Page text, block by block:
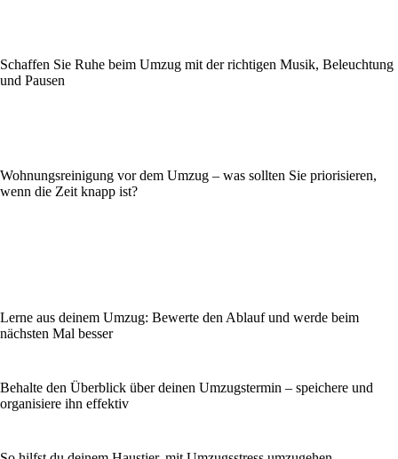
Schaffen Sie Ruhe beim Umzug mit der richtigen Musik, Beleuchtung
und Pausen
Wohnungsreinigung vor dem Umzug – was sollten Sie priorisieren,
wenn die Zeit knapp ist?
Lerne aus deinem Umzug: Bewerte den Ablauf und werde beim
nächsten Mal besser
Behalte den Überblick über deinen Umzugstermin – speichere und
organisiere ihn effektiv